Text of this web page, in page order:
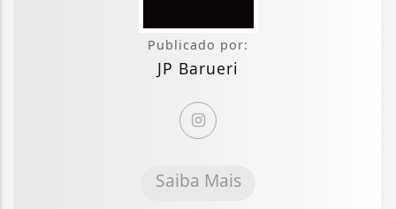
Publicado por:
JP Barueri
Saiba Mais